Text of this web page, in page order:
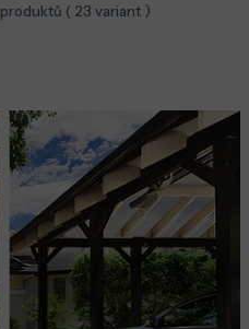
produktů ( 23 variant )